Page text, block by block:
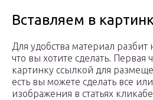
Вставляем в
Для удобства материал
что вы хотите сделать. Первая
картинку ссылкой для
есть вы можете сделать все
изображения в статьях